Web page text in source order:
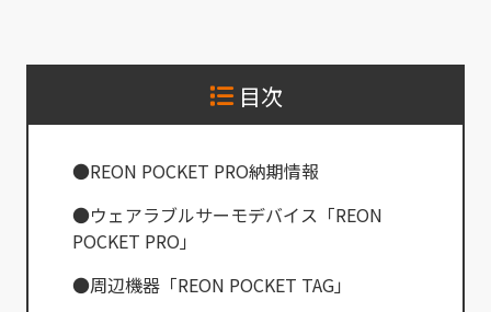
目次
●REON POCKET PRO納期情報
●ウェアラブルサーモデバイス「REON
POCKET PRO」
●周辺機器「REON POCKET TAG」